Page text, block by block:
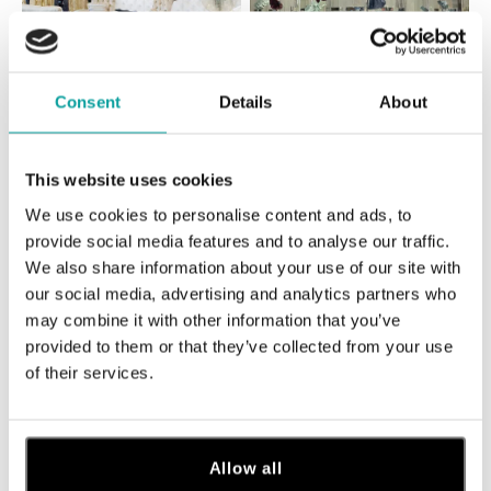
Consent Details About
This website uses cookies
We use cookies to personalise content and ads, to
provide social media features and to analyse our traffic.
We also share information about your use of our site with
our social media, advertising and analytics partners who
may combine it with other information that you’ve
provided to them or that they’ve collected from your use
of their services.
Allow all
ALO diamonds Hilton, Košice
Hlavná 123/1, 040 01 Košice
tel.: +421 911 854 322, +421 917 869 485
dnes otvorené od 09:00
ALO diamonds OC Aupark, Bratislava
Einsteinova 18, 851 01 Bratislava
tel.: +421 917 090 891
dnes otvorené od 10:00
ALO diamonds OC Avion, Bratislava
Ivanská cesta 16, 821 04 Bratislava